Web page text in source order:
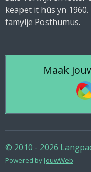
keapet it hûs yn
famylje Posthumus.
Maak
© 2010 - 2026
Powered by JouwWeb